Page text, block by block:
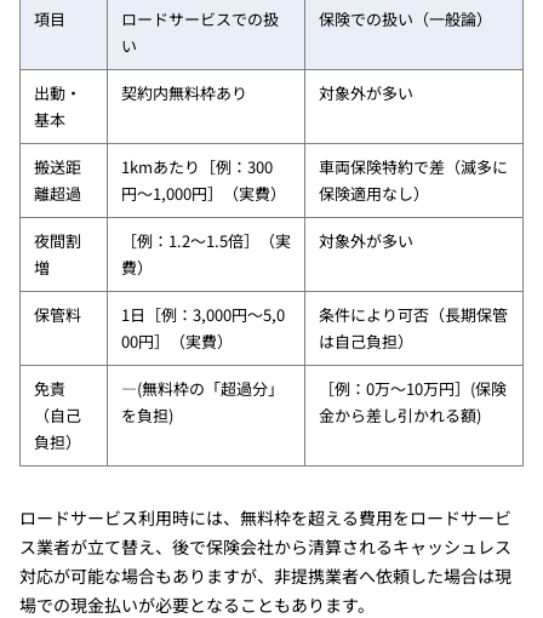
項目
ロードサービスでの扱
い
保険での扱い（一般論）
出動・
基本
契約内無料枠あり 対象外が多い
搬送距
離超過
1kmあたり［例：300
円〜1,000円］（実費）
車両保険特約で差（滅多に
保険適用なし）
夜間割
増
［例：1.2〜1.5倍］（実
費）
対象外が多い
保管料
1日［例：3,000円〜5,0
00円］（実費）
条件により可否（長期保管
は自己負担）
免責
（自己
負担）
—(無料枠の「超過分」
を負担)
［例：0万〜10万円］(保険
金から差し引かれる額)
ロードサービス利用時には、無料枠を超える費用をロードサービ
ス業者が立て替え、後で保険会社から清算されるキャッシュレス
対応が可能な場合もありますが、非提携業者へ依頼した場合は現
場での現金払いが必要となることもあります。